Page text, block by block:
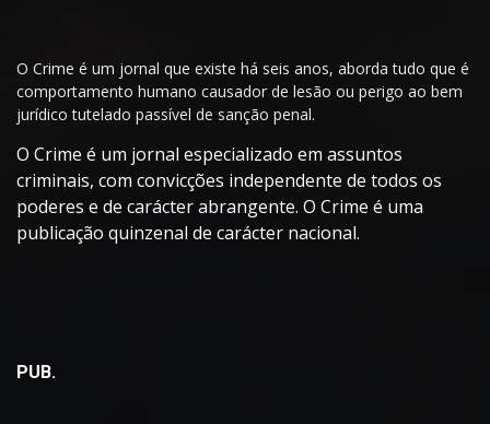
O Crime é um jornal que existe há seis anos, aborda tudo que é
comportamento humano causador de lesão ou perigo ao bem
jurídico tutelado passível de sanção penal.
O Crime é um jornal especializado em assuntos
criminais, com convicções independente de todos os
poderes e de carácter abrangente. O Crime é uma
publicação quinzenal de carácter nacional.
PUB.